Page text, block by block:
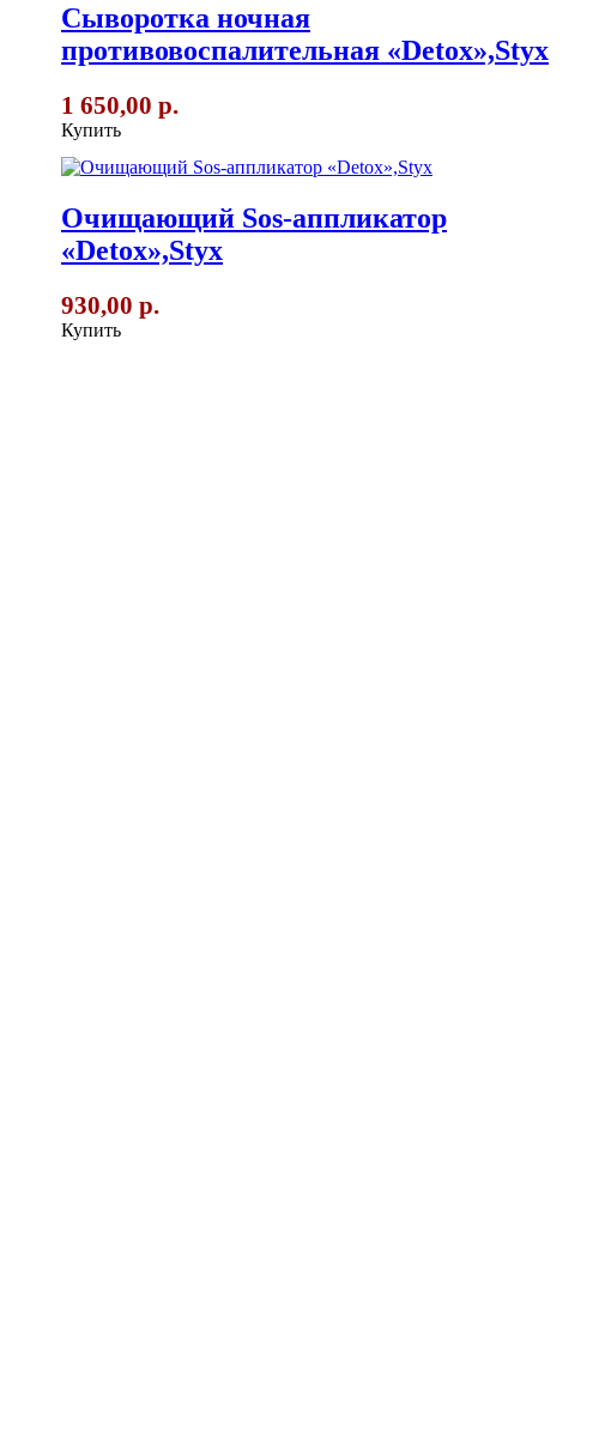
Сыворотка ночная
противовоспалительная «Detox»,Styx
1 650,00 р.
Купить
Очищающий Sos-аппликатор
«Detox»,Styx
930,00 р.
Купить